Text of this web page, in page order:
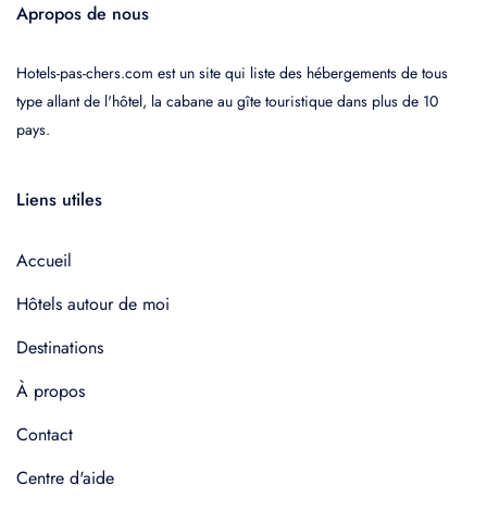
Apropos de nous
Hotels-pas-chers.com est un site qui liste des hébergements de tous
type allant de l'hôtel, la cabane au gîte touristique dans plus de 10
pays.
Liens utiles
Accueil
Hôtels autour de moi
Destinations
À propos
Contact
Centre d'aide